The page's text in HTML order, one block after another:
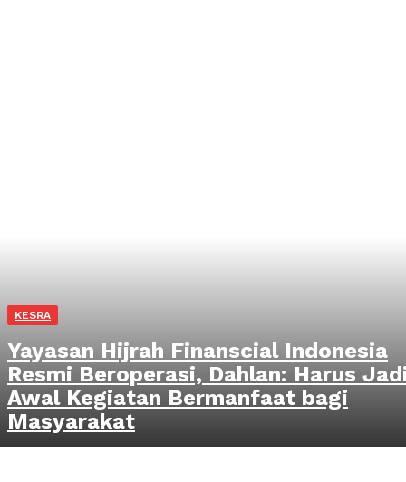
KESRA
Yayasan Hijrah Finanscial Indonesia
Resmi Beroperasi, Dahlan: Harus
Awal Kegiatan Bermanfaat bagi
Masyarakat